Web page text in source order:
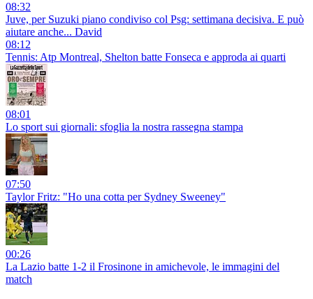
08:32
Juve, per Suzuki piano condiviso col Psg: settimana decisiva. E può
aiutare anche... David
08:12
Tennis: Atp Montreal, Shelton batte Fonseca e approda ai quarti
08:01
Lo sport sui giornali: sfoglia la nostra rassegna stampa
07:50
Taylor Fritz: "Ho una cotta per Sydney Sweeney"
00:26
La Lazio batte 1-2 il Frosinone in amichevole, le immagini del
match